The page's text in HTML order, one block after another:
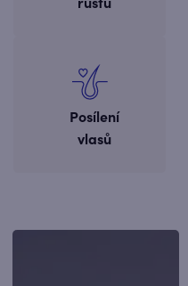
růstu
Posílení
vlasů